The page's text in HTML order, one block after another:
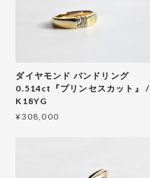
ダイヤモンド バンドリング
0.514ct『プリンセスカット』 /
K18YG
¥308,000